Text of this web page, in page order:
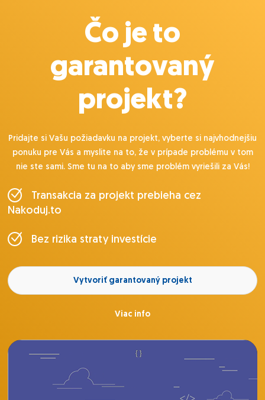
Čo je to
garantovaný
projekt?
Pridajte si Vašu požiadavku na projekt, vyberte si najvhodnejšiu
ponuku pre Vás a myslite na to, že v prípade problému v tom
nie ste sami. Sme tu na to aby sme problém vyriešili za Vás!
Transakcia za projekt prebieha cez
Nakoduj.to
Bez rizika straty investície
Vytvoriť garantovaný projekt
Viac info